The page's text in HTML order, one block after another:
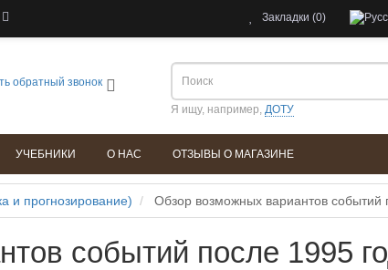
Закладки (0)
обратный звонок
Я ищу, например, ДОТУ
УЧЕБНИКИ О НАС ОТЗЫВЫ О МАГАЗИНЕ
и прогнозирование) Обзор возможных вариантов событий
событий после 1995